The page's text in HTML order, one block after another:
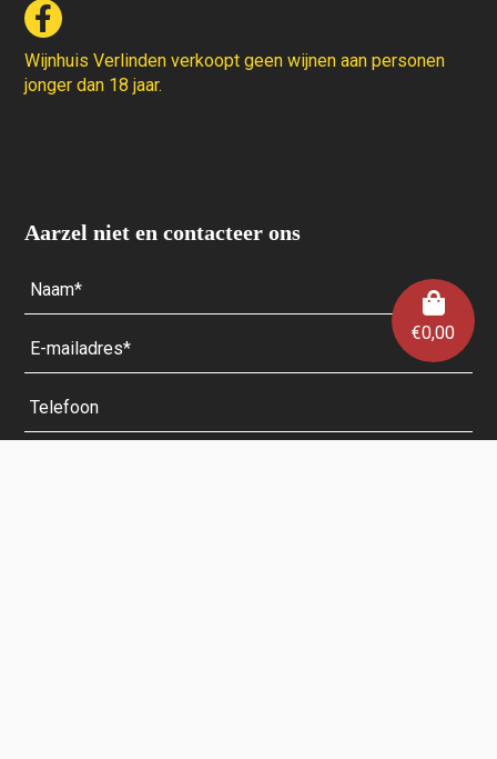
€0,00
Wijnhuis Verlinden verkoopt geen wijnen aan personen
jonger dan 18 jaar.
Aarzel niet en contacteer ons